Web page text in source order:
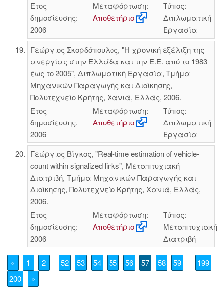
Έτος
δημοσίευσης:
2006
Μεταφόρτωση:
Αποθετήριο
Τύπος:
Διπλωματική
Εργασία
Γεώργιος Σκορδόπουλος, "Η χρονική εξέλιξη της
ανεργίας στην Ελλάδα και την Ε.Ε. από το 1983
έως το 2005", Διπλωματική Εργασία, Τμήμα
Μηχανικών Παραγωγής και Διοίκησης,
Πολυτεχνείο Κρήτης, Χανιά, Ελλάς, 2006.
Έτος
δημοσίευσης:
2006
Μεταφόρτωση:
Αποθετήριο
Τύπος:
Διπλωματική
Εργασία
Γεώργιος Βίγκος, "Real-time estimation of vehicle-
count within signalized links", Μεταπτυχιακή
Διατριβή, Τμήμα Μηχανικών Παραγωγής και
Διοίκησης, Πολυτεχνείο Κρήτης, Χανιά, Ελλάς,
2006.
Έτος
δημοσίευσης:
2006
Μεταφόρτωση:
Αποθετήριο
Τύπος:
Μεταπτυχιακή
Διατριβή
« 1 2 52 53 54 55 56 57 58 59
199
200
»